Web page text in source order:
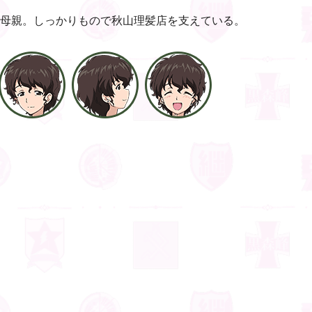
親。しっかりもので秋山理髪店を支えている。